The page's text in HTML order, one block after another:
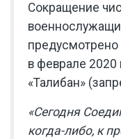
Сокращение
в феврале
«Талибан»
«Сегодня
когда-либо, к